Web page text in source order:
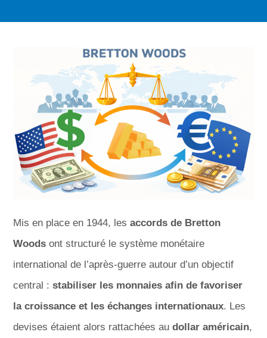
Mis en place en 1944, lesaccords de Bretton
Woods ont structuré le système monétaire
international de l’après-guerre autour d’un objectif
central :stabiliser les monnaies afin de favoriser
la croissance et les échanges internationaux. Les
devises étaient alors rattachées audollar américain,